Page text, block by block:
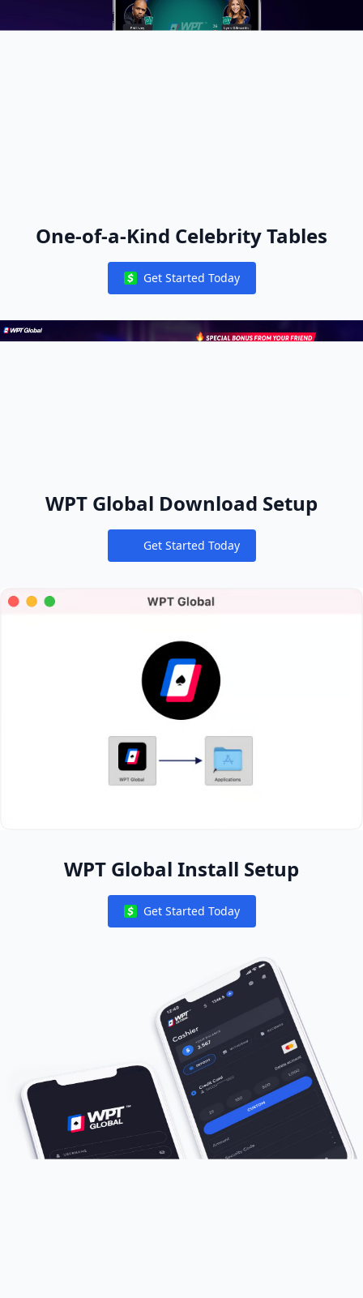
One-of-a-Kind Celebrity Tables
Notifications
Get Started Today
WPT Global Download Setup
Notifications
Get Started Today
WPT Global Install Setup
Notifications
Get Started Today